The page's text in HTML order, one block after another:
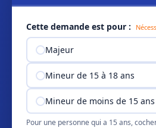
Cette demande est pour :
Majeur
Mineur de 15 à 18 ans
Mineur de moins de 15 ans
Pour une personne qui a 15 ans,